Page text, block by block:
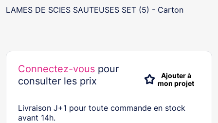
LAMES DE SCIES SAUTEUSES SET (5) - Carton
Connectez-vous pour
consulter les prix
Ajouter à
mon projet
Livraison J+1 pour toute commande en stock
avant 14h.